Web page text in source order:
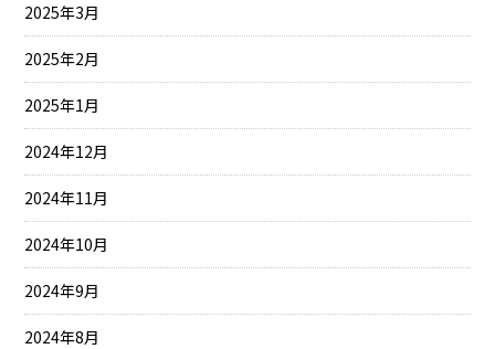
2025年3月
2025年2月
2025年1月
2024年12月
2024年11月
2024年10月
2024年9月
2024年8月